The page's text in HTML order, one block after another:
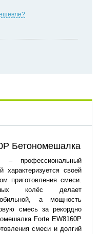
Бетономешалка
– профессиональный
характеризуется своей
приготовления смеси.
колёс делает
а мощность
смесь за рекордно
Forte EW8160P
смеси и долгий